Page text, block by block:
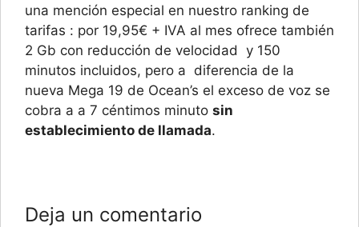
una mención especial en nuestro ranking de
tarifas : por 19,95€ + IVA al mes ofrece también
2 Gb con reducción de velocidad y 150
minutos incluidos, pero a diferencia de la
nueva Mega 19 de Ocean’s el exceso de voz se
cobra a a 7 céntimos minuto sin
establecimiento de llamada.
Deja un comentario